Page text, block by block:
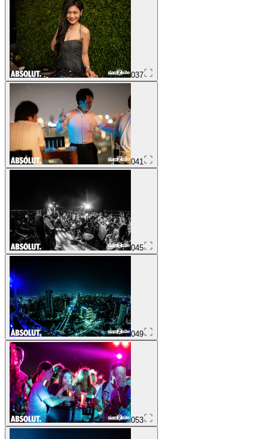
037
041
045
049
053